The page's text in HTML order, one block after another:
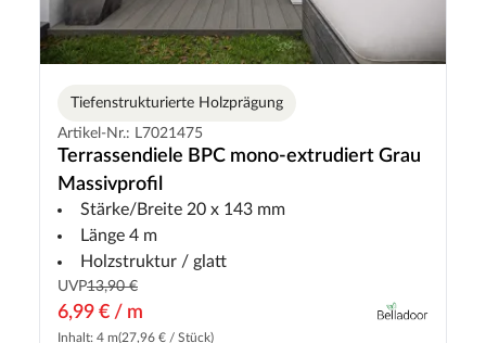
Tiefenstrukturierte Holzprägung
Artikel-Nr.: L7021475
Terrassendiele BPC mono-extrudiert Grau
Massivprofil
Stärke/Breite 20 x 143 mm
Länge 4 m
Holzstruktur / glatt
UVP13,90 €
6,99 € / m
Inhalt: 4 m(27,96 € / Stück)